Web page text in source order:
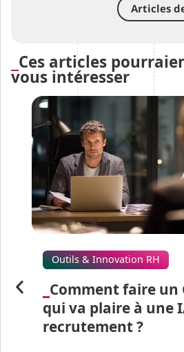
Articles
Ces articles
vous intéresser
Outils & Innovation RH
Comment faire un
qui va plaire à une
recrutement ?